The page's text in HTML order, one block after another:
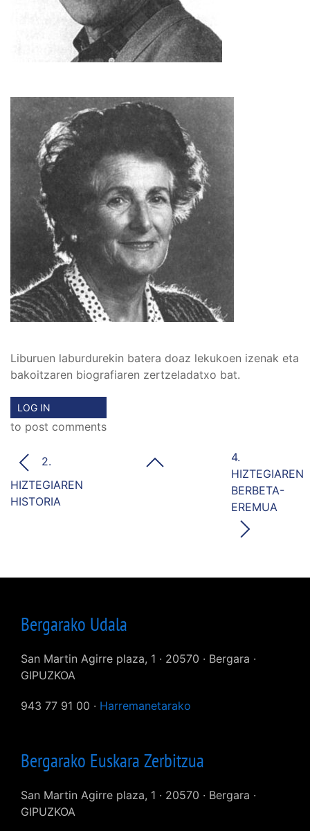
Liburuen laburdurekin batera doaz lekukoen izenak eta
bakoitzaren biografiaren zertzeladatxo bat.
LOG IN
to post comments
2.
HIZTEGIAREN
HISTORIA
4.
HIZTEGIAREN
BERBETA-
EREMUA
Bergarako Udala
San Martin Agirre plaza, 1 · 20570 · Bergara ·
GIPUZKOA
943 77 91 00 · Harremanetarako
Bergarako Euskara Zerbitzua
San Martin Agirre plaza, 1 · 20570 · Bergara ·
GIPUZKOA